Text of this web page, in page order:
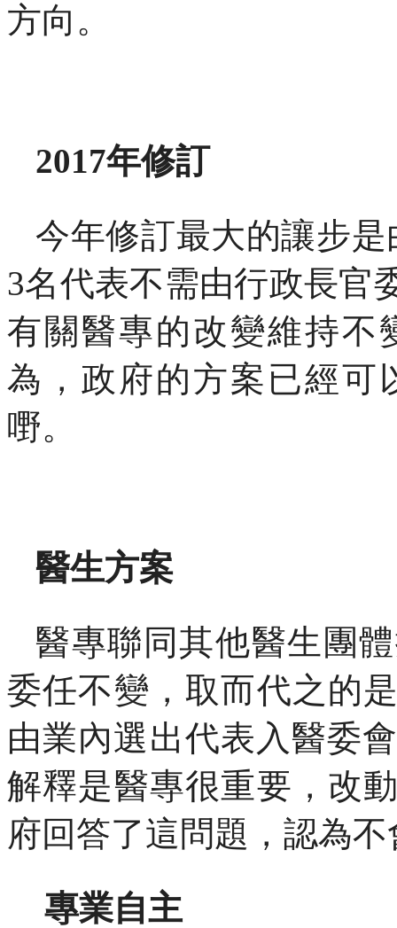
方向。
2017年修訂
今年修訂最大的讓步是
3名代表不需由行政長官
有關醫專的改變維持不
為，政府的方案已經可
嘢。
醫生方案
醫專聯同其他醫生團
委任不變，取而代之的
由業內選出代表入醫委
解釋是醫專很重要，改
府回答了這問題，認為不
專業自主